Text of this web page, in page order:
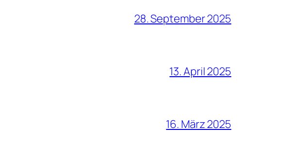
28. September 2025
13. April 2025
16. März 2025